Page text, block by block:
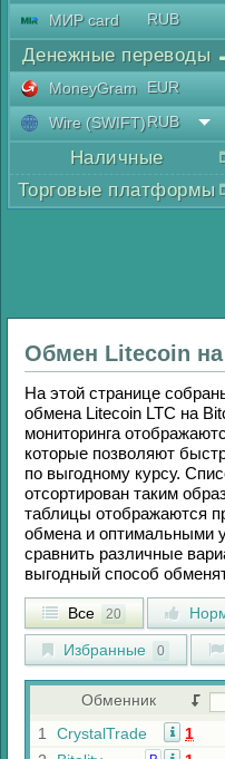
МИР card
RUB
Денежные переводы
MoneyGram
EUR
Wire (SWIFT)RUB
Наличные
Торговые платформы
Обмен Litecoin на
На этой странице
обмена Litecoin LTC на
мониторинга
которые позволяют
по выгодному курсу.
отсортирован таким
таблицы отображаются
обмена и оптимальными
сравнить различные
выгодный способ
Все 20
Избранные 0
Обменник
1
CrystalTrade 1